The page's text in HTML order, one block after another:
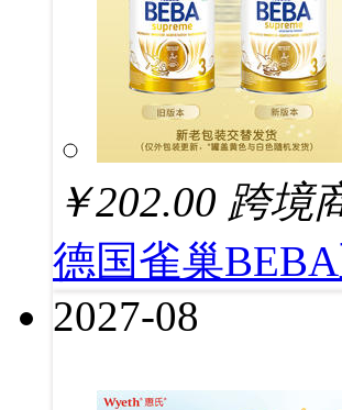
￥202.00 跨境
德国雀巢
2027-08